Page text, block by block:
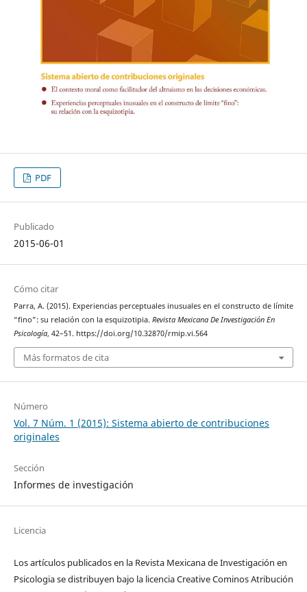
PDF
Publicado
2015-06-01
Cómo citar
Parra, A. (2015). Experiencias perceptuales inusuales en el constructo de límite
“fino”: su relación con la esquizotipia. Revista Mexicana De Investigación En
Psicología, 42–51. https://doi.org/10.32870/rmip.vi.564
Más formatos de cita
Número
Vol. 7 Núm. 1 (2015): Sistema abierto de contribuciones
originales
Sección
Informes de investigación
Licencia
Los artículos publicados en la Revista Mexicana de Investigación en
Psicologia se distribuyen bajo la licencia Creative Cominos Atribución